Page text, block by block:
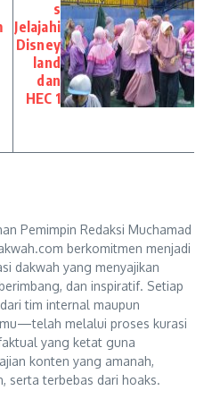
s
Jelajahi
Disney
land
dan
HEC 1
Pemimpin Redaksi Muchamad
berkomitmen menjadi
dakwah yang menyajikan
dan inspiratif. Setiap
tim internal maupun
melalui proses kurasi
yang ketat guna
konten yang amanah,
serta terbebas dari hoaks.